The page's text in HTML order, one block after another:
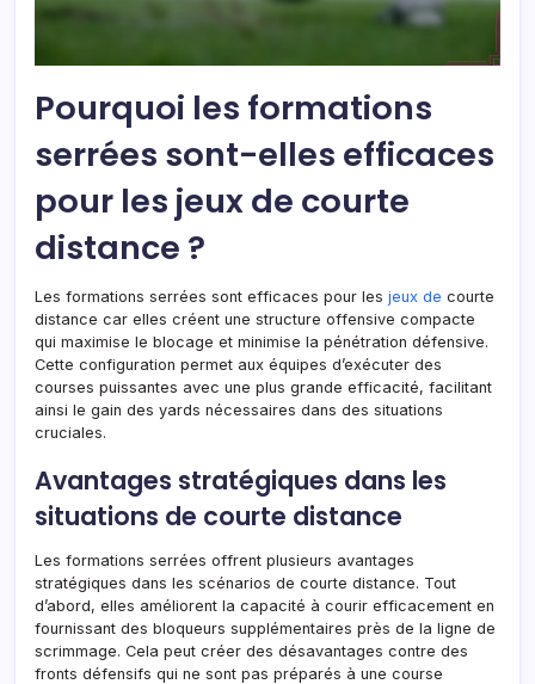
Pourquoi les formations
serrées sont-elles efficaces
pour les jeux de courte
distance ?
Les formations serrées sont efficaces pour les jeux de courte
distance car elles créent une structure offensive compacte
qui maximise le blocage et minimise la pénétration défensive.
Cette configuration permet aux équipes d’exécuter des
courses puissantes avec une plus grande efficacité, facilitant
ainsi le gain des yards nécessaires dans des situations
cruciales.
Avantages stratégiques dans les
situations de courte distance
Les formations serrées offrent plusieurs avantages
stratégiques dans les scénarios de courte distance. Tout
d’abord, elles améliorent la capacité à courir efficacement en
fournissant des bloqueurs supplémentaires près de la ligne de
scrimmage. Cela peut créer des désavantages contre des
fronts défensifs qui ne sont pas préparés à une course